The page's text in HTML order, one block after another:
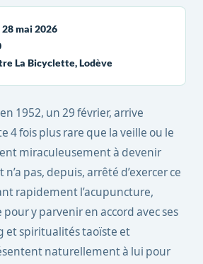
28 mai 2026
La Bicyclette, Lodève
1952, un 29 février, arrive
4 fois plus rare que la veille ou le
miraculeusement à devenir
pas, depuis, arrêté d’exercer ce
rapidement l’acupuncture,
pour y parvenir en accord avec ses
et spiritualités taoïste et
naturellement à lui pour